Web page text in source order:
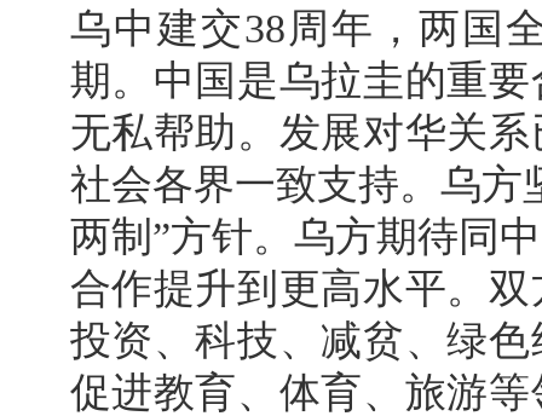
乌中建交38周年，两国
期。中国是乌拉圭的重
无私帮助。发展对华关
社会各界一致支持。乌方
两制”方针。乌方期待同
合作提升到更高水平。
投资、科技、减贫、绿
促进教育、体育、旅游